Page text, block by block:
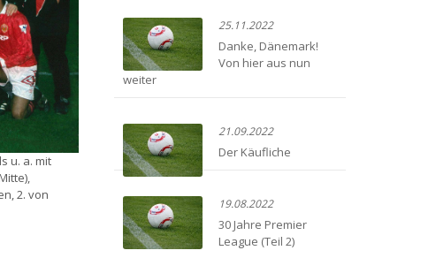
u. a. mit
2. von
25.11.2022
Danke, Dänemark!
Von hier aus nun
weiter
21.09.2022
Der Käufliche
19.08.2022
30 Jahre Premier
League (Teil 2)